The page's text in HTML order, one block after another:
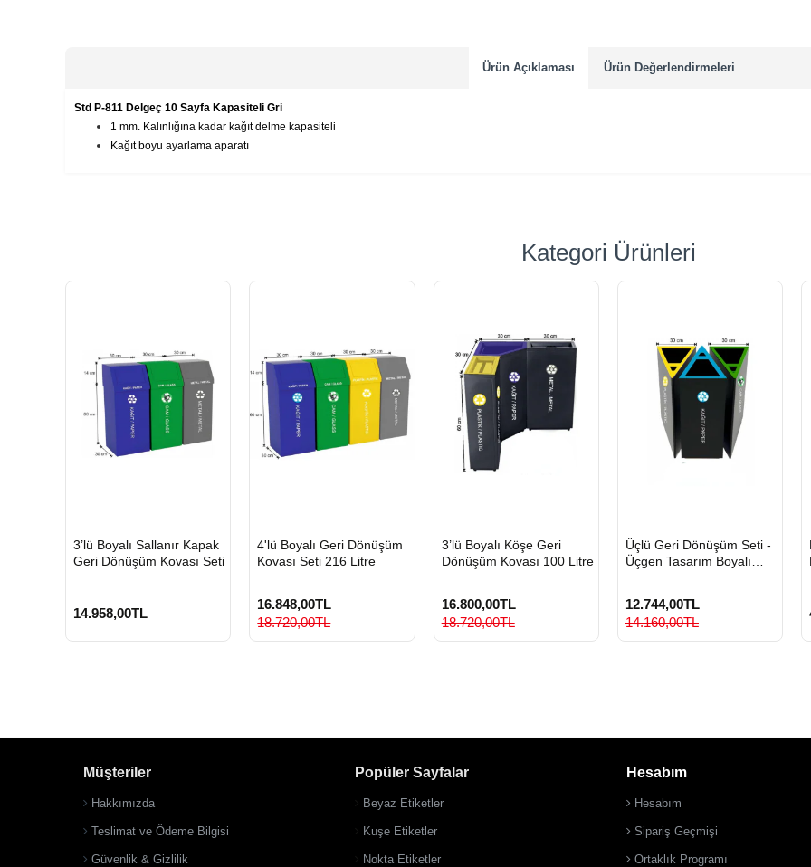
Ürün Açıklaması Ürün Değerlendirmeleri
Std P-811 Delgeç 10 Sayfa Kapasiteli Gri
1 mm. Kalınlığına kadar kağıt delme kapasiteli
Kağıt boyu ayarlama aparatı
Kategori Ürünleri
GÖNDERİ
3’lü Boyalı Sallanır Kapak
Geri Dönüşüm Kovası Seti
14.958,00TL
GÖNDERİ
4'lü Boyalı Geri Dönüşüm
Kovası Seti 216 Litre
16.848,00TL
18.720,00TL
GÖNDERİ
3’lü Boyalı Köşe Geri
Dönüşüm Kovası 100 Litre
16.800,00TL
18.720,00TL
GÖNDERİ
Üçlü Geri Dönüşüm Seti -
Üçgen Tasarım Boyalı
12.744,00TL
14.160,00TL
Müşteriler
Hakkımızda
Teslimat ve Ödeme Bilgisi
Güvenlik & Gizlilik
Popüler Sayfalar
Beyaz Etiketler
Kuşe Etiketler
Nokta Etiketler
Hesabım
Hesabım
Sipariş Geçmişi
Ortaklık Programı